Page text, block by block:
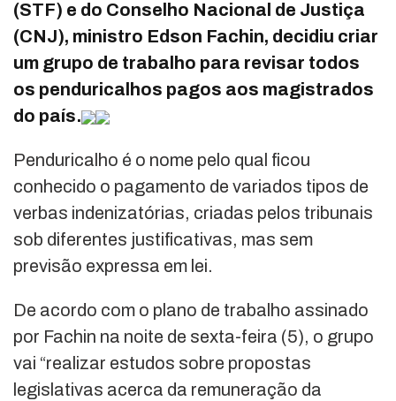
(STF) e do Conselho Nacional de Justiça
(CNJ), ministro Edson Fachin, decidiu criar
um grupo de trabalho para revisar todos
os penduricalhos pagos aos magistrados
do país.
Penduricalho é o nome pelo qual ficou
conhecido o pagamento de variados tipos de
verbas indenizatórias, criadas pelos tribunais
sob diferentes justificativas, mas sem
previsão expressa em lei.
De acordo com o plano de trabalho assinado
por Fachin na noite de sexta-feira (5), o grupo
vai “realizar estudos sobre propostas
legislativas acerca da remuneração da